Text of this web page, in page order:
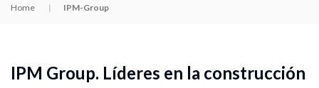
Home IPM-Group
IPM Group. Líderes en la construcción